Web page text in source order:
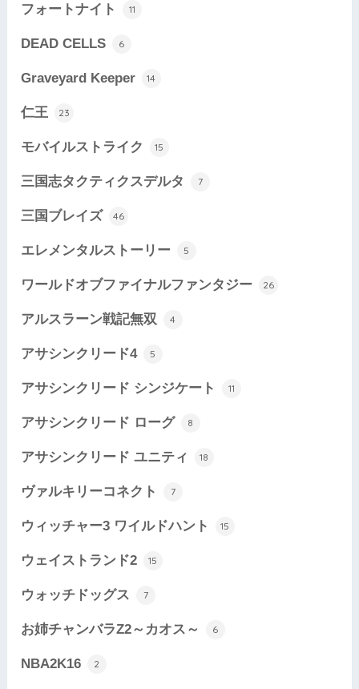
フォートナイト 11
DEAD CELLS 6
Graveyard Keeper 14
仁王 23
モバイルストライク 15
三国志タクティクスデルタ 7
三国ブレイズ 46
エレメンタルストーリー 5
ワールドオブファイナルファンタジー 26
アルスラーン戦記無双 4
アサシンクリード4 5
アサシンクリード シンジケート 11
アサシンクリード ローグ 8
アサシンクリード ユニティ 18
ヴァルキリーコネクト 7
ウィッチャー3 ワイルドハント 15
ウェイストランド2 15
ウォッチドッグス 7
お姉チャンバラZ2～カオス～ 6
NBA2K16 2